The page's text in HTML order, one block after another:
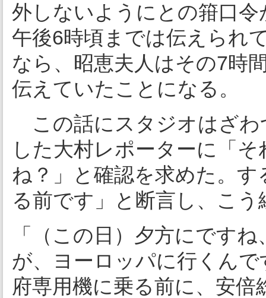
外しないようにとの箝口
午後6時頃までは伝えられ
なら、昭恵夫人はその7時
伝えていたことになる。
この話にスタジオはざわ
した大村レポーターに「
ね？」と確認を求めた。
る前です」と断言し、こ
「（この日）夕方にです
が、ヨーロッパに行くん
府専用機に乗る前に、安